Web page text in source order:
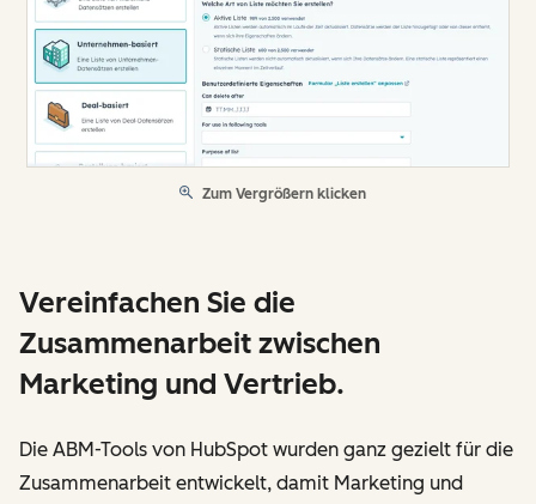
Zum Vergrößern klicken
Vereinfachen Sie die
Zusammenarbeit zwischen
Marketing und Vertrieb.
Die ABM-Tools von HubSpot wurden ganz gezielt für die
Zusammenarbeit entwickelt, damit Marketing und